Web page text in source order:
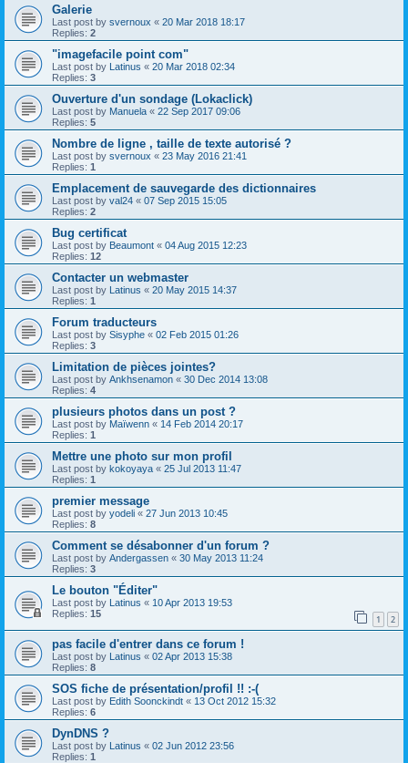
Galerie
Last post by svernoux « 20 Mar 2018 18:17
Replies: 2
"imagefacile point com"
Last post by Latinus « 20 Mar 2018 02:34
Replies: 3
Ouverture d'un sondage (Lokaclick)
Last post by Manuela « 22 Sep 2017 09:06
Replies: 5
Nombre de ligne , taille de texte autorisé ?
Last post by svernoux « 23 May 2016 21:41
Replies: 1
Emplacement de sauvegarde des dictionnaires
Last post by val24 « 07 Sep 2015 15:05
Replies: 2
Bug certificat
Last post by Beaumont « 04 Aug 2015 12:23
Replies: 12
Contacter un webmaster
Last post by Latinus « 20 May 2015 14:37
Replies: 1
Forum traducteurs
Last post by Sisyphe « 02 Feb 2015 01:26
Replies: 3
Limitation de pièces jointes?
Last post by Ankhsenamon « 30 Dec 2014 13:08
Replies: 4
plusieurs photos dans un post ?
Last post by Maïwenn « 14 Feb 2014 20:17
Replies: 1
Mettre une photo sur mon profil
Last post by kokoyaya « 25 Jul 2013 11:47
Replies: 1
premier message
Last post by yodeli « 27 Jun 2013 10:45
Replies: 8
Comment se désabonner d'un forum ?
Last post by Andergassen « 30 May 2013 11:24
Replies: 3
Le bouton "Éditer"
Last post by Latinus « 10 Apr 2013 19:53
Replies: 15 1 2
pas facile d'entrer dans ce forum !
Last post by Latinus « 02 Apr 2013 15:38
Replies: 8
SOS fiche de présentation/profil !! :-(
Last post by Edith Soonckindt « 13 Oct 2012 15:32
Replies: 6
DynDNS ?
Last post by Latinus « 02 Jun 2012 23:56
Replies: 1